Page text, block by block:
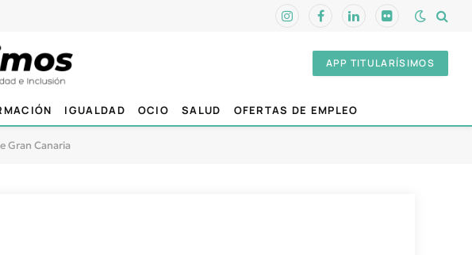
InstagramFacebookLinkedInFlickr
APP TITULARÍSIMOS
IGUALDAD OCIO SALUD OFERTAS DE EMPLEO
Gran Canaria